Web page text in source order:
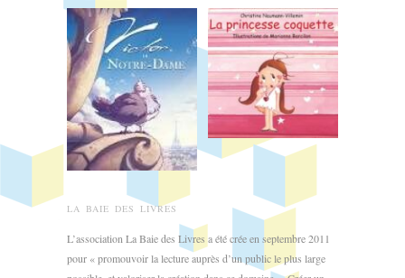
LA BAIE DES LIVRES
L’association La Baie des Livres a été crée en septembre 2011
pour « promouvoir la lecture auprès d’un public le plus large